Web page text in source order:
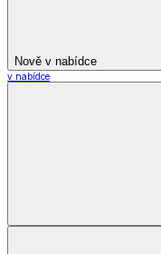
Nově v nabídce
v nabídce